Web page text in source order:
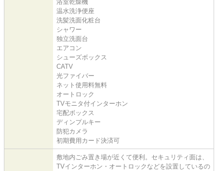
浴室乾燥機
温水洗浄便座
洗髪洗面化粧台
シャワー
独立洗面台
エアコン
シューズボックス
CATV
光ファイバー
ネット使用料無料
オートロック
TVモニタ付インターホン
宅配ボックス
ディンプルキー
防犯カメラ
初期費用カード決済可
敷地内ごみ置き場が近くて便利。セキュリティ面は、
TVインターホン・オートロックなどを設置しているの